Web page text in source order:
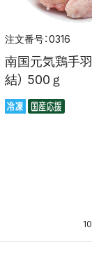
0316
南国元気鶏手
結） 500ｇ